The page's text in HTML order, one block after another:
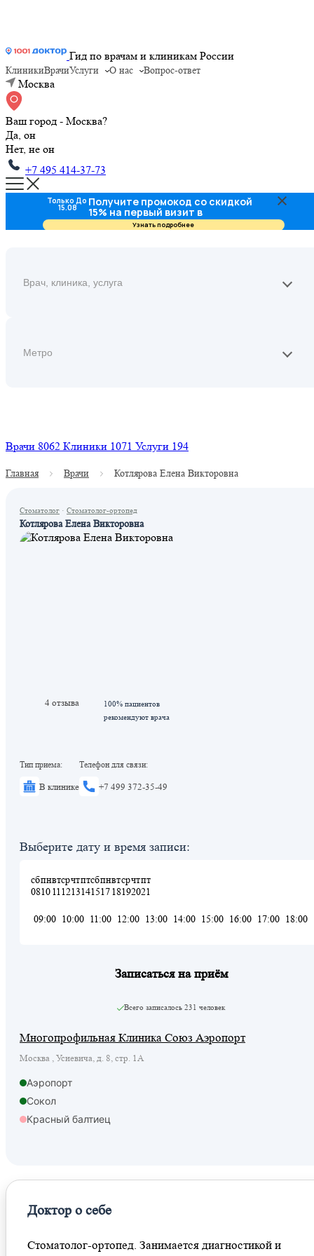
Гид по врачам и клиникам России
КлиникиВрачиУслуги О нас Вопрос-ответ
Москва
Ваш город - Москва?
Да, он
Нет, не он
+7 495 414-37-73
Врачи 8062 Клиники 1071 Услуги 194
Главная Врачи Котлярова Елена Викторовна
Стоматолог · Стоматолог-ортопед
Котлярова Елена Викторовна
4 отзыва
100% пациентов
рекомендуют врача
Тип приема:
В клинике
Телефон для связи:
+7 499 372-35-49
Выберите дату и время записи:
сб
08
пн
10
вт
11
ср
12
чт
13
пт
14
сб
15
пн
17
вт
18
ср
19
чт
20
пт
21
09:00 10:00 11:00 12:00 13:00 14:00 15:00 16:00 17:00 18:00
Записаться на приём
Всего записалось 231 человек
Многопрофильная Клиника Союз Аэропорт
Москва , Усиевича, д. 8, стр. 1А
Аэропорт
Сокол
Красный балтиец
Доктор о себе
Стоматолог-ортопед. Занимается диагностикой и
Только До
15.08 Получите промокод со скидкой
15% на первый визит в
стоматологию
Узнать подробнее